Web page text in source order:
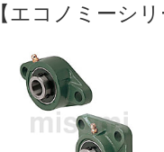
【エコノミーシ